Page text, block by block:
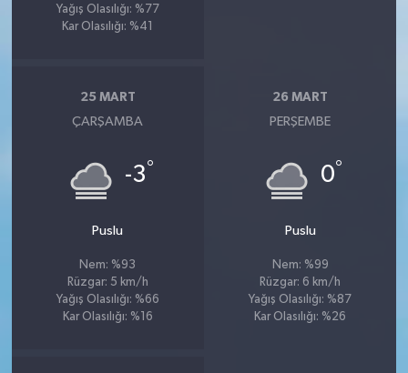
Yağış Olasılığı: %77
Kar Olasılığı: %41
25 MART
ÇARŞAMBA
-3°
Puslu
Nem: %93
Rüzgar: 5 km/h
Yağış Olasılığı: %66
Kar Olasılığı: %16
26 MART
PERŞEMBE
0°
Puslu
Nem: %99
Rüzgar: 6 km/h
Yağış Olasılığı: %87
Kar Olasılığı: %26